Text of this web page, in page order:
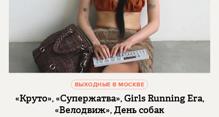
ВЫХОДНЫЕ В МОСКВЕ
«Круто», «Супержатва», Girls Running Era,
«Велодвиж», День собак